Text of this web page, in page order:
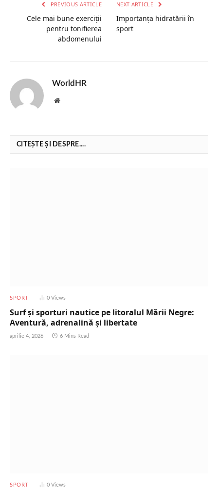
PREVIOUS ARTICLE
Cele mai bune exerciții
pentru tonifierea
abdomenului
NEXT ARTICLE
Importanța hidratării în
sport
WorldHR
Website
CITEȘTE ȘI DESPRE....
SPORT 0 Views
Surf și sporturi nautice pe litoralul Mării Negre:
Aventură, adrenalină și libertate
aprilie 4, 2026 6 Mins Read
SPORT 0 Views